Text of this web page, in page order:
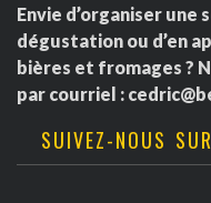
Envie d’organiser une
dégustation ou d’en
bières et fromages ?
par courriel :
SUIVEZ-NOUS